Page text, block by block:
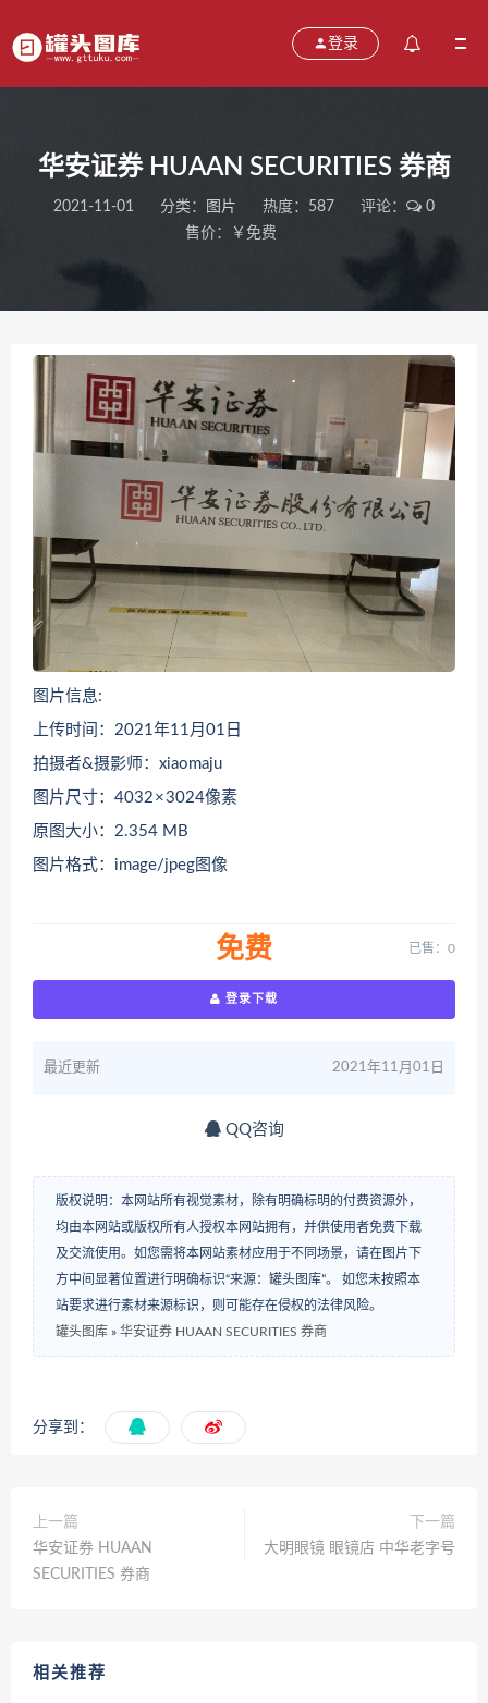
登录
华安证券 HUAAN SECURITIES 券商
2021-11-01 分类： 图片 热度：587 评论：
0
售价：￥免费
图片信息:
上传时间：2021年11月01日
拍摄者&摄影师：xiaomaju
图片尺寸：4032 × 3024像素
原图大小：2.354 MB
图片格式：image/jpeg图像
免费 已售：0
登录下载
最近更新 2021年11月01日
QQ咨询
版权说明：本网站所有视觉素材，除有明确标明的付费资源外，
均由本网站或版权所有人授权本网站拥有，并供使用者免费下载
及交流使用。如您需将本网站素材应用于不同场景，请在图片下
方中间显著位置进行明确标识“来源：罐头图库”。 如您未按照本
站要求进行素材来源标识，则可能存在侵权的法律风险。
罐头图库 » 华安证券 HUAAN SECURITIES 券商
分享到：
上一篇
华安证券 HUAAN
SECURITIES 券商
下一篇
大明眼镜 眼镜店 中华老字号
相关推荐